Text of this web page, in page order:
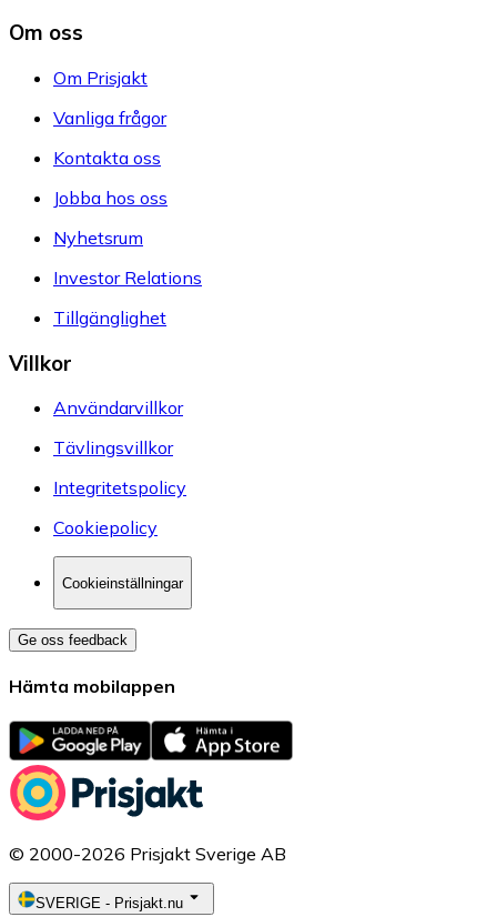
Om oss
Om Prisjakt
Vanliga frågor
Kontakta oss
Jobba hos oss
Nyhetsrum
Investor Relations
Tillgänglighet
Villkor
Användarvillkor
Tävlingsvillkor
Integritetspolicy
Cookiepolicy
Cookieinställningar
Ge oss feedback
Hämta mobilappen
© 2000-2026 Prisjakt Sverige AB
SVERIGE - Prisjakt.nu